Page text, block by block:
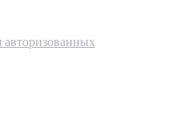
авторизованных